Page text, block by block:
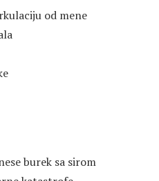
od mene
burek sa sirom